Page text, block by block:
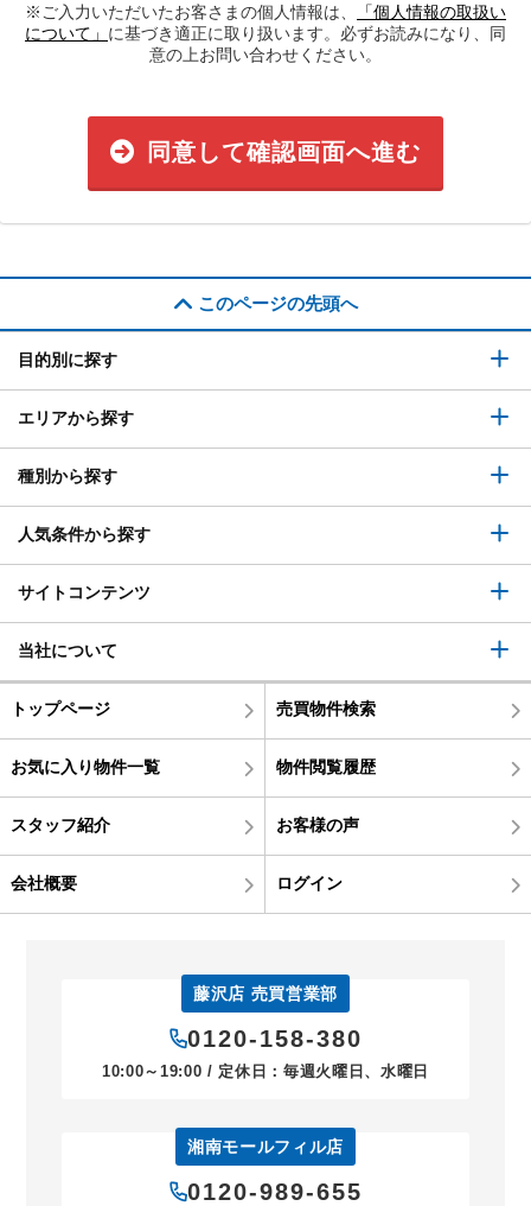
※ご入力いただいたお客さまの個人情報は、
「個人情報の取扱い
について」 に基づき適正に取り扱います。必ずお読みになり、同
意の上お問い合わせください。
同意して確認画面へ進む
このページの先頭へ
目的別に探す
エリアから探す
種別から探す
人気条件から探す
サイトコンテンツ
当社について
トップページ 売買物件検索
お気に入り物件一覧 物件閲覧履歴
スタッフ紹介 お客様の声
会社概要 ログイン
藤沢店 売買営業部
0120-158-380
10:00～19:00 / 定休日：毎週火曜日、水曜日
湘南モールフィル店
0120-989-655